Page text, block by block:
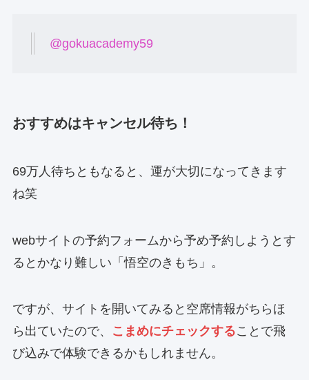
@gokuacademy59
おすすめはキャンセル待ち！
69万人待ちともなると、運が大切になってきます
ね笑
webサイトの予約フォームから予め予約しようとす
るとかなり難しい「悟空のきもち」。
ですが、サイトを開いてみると空席情報がちらほ
ら出ていたので、
こまめにチェックすることで飛
び込みで体験できるかもしれません。